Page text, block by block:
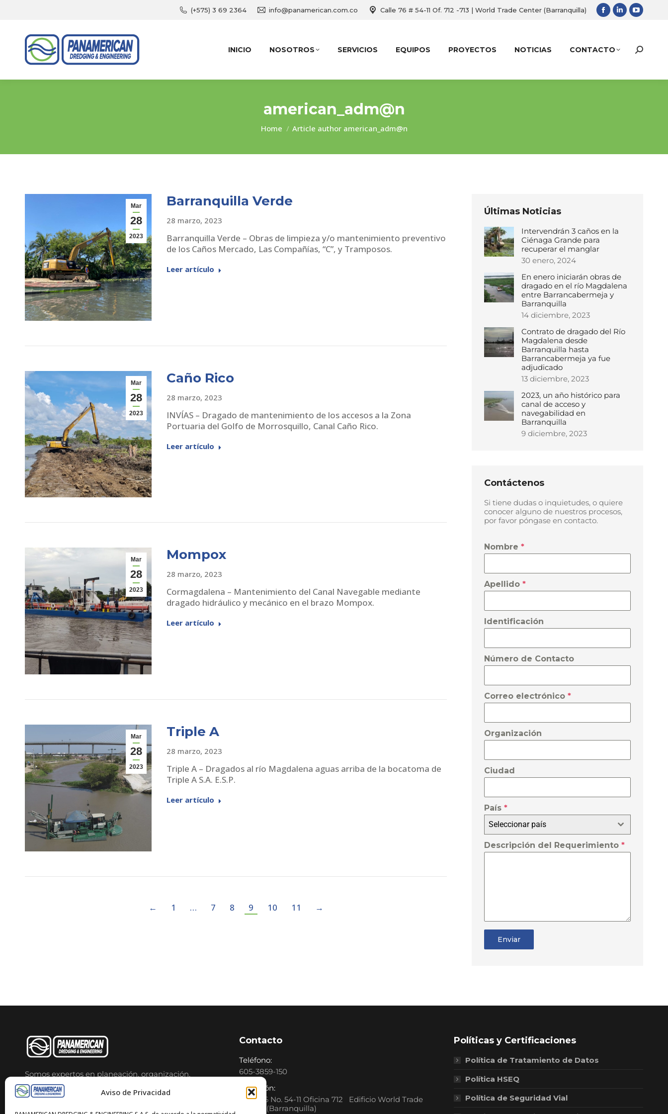
Aviso de Privacidad
(+575) 3 69 2364 info@panamerican.com.co Calle 76 # 54-11 Of. 712 -713 | World Trade Center (Barranquilla)
Facebook
Linkedin
opensopens
INICIO NOSOTROS SERVICIOS EQUIPOS PROYECTOS NOTICIAS CONTACTO Search:
american_adm@n
You are here:
Home Article author american_adm@n
Mar
28
2023
Barranquilla Verde
28 marzo, 2023
Barranquilla Verde – Obras de limpieza y/o mantenimiento preventivo
de los Caños Mercado, Las Compañías, “C”, y Tramposos.
Leer artículo
Mar
28
2023
Caño Rico
28 marzo, 2023
INVÍAS – Dragado de mantenimiento de los accesos a la Zona
Portuaria del Golfo de Morrosquillo, Canal Caño Rico.
Leer artículo
Mar
28
2023
Mompox
28 marzo, 2023
Cormagdalena – Mantenimiento del Canal Navegable mediante
dragado hidráulico y mecánico en el brazo Mompox.
Leer artículo
Mar
28
2023
Triple A
28 marzo, 2023
Triple A – Dragados al río Magdalena aguas arriba de la bocatoma de
Triple A S.A. E.S.P.
Leer artículo
← 1 … 7 8 9 10 11 →
Últimas Noticias
Intervendrán 3 caños en la
Ciénaga Grande para
recuperar el manglar
30 enero, 2024
En enero iniciarán obras de
dragado en el río Magdalena
entre Barrancabermeja y
Barranquilla
14 diciembre, 2023
Contrato de dragado del Río
Magdalena desde
Barranquilla hasta
Barrancabermeja ya fue
adjudicado
13 diciembre, 2023
2023, un año histórico para
canal de acceso y
navegabilidad en
Barranquilla
9 diciembre, 2023
Contáctenos
Si tiene dudas o inquietudes, o quiere
conocer alguno de nuestros procesos,
por favor póngase en contacto.
Nombre *
Apellido *
Identificación
Número de Contacto
Correo electrónico *
Organización
Ciudad
País *
Seleccionar país
Descripción del Requerimiento *
Enviar
Somos expertos en planeación, organización,
dirección, ejecución y control de proyectos de
ingeniería, obras hidráulicas, y levantamiento del
relieve de superficies del terreno.
Contacto
Teléfono:
605-3859-150
Dirección:
Calle 76 No. 54-11 Oficina 712 Edificio World Trade
Center (Barranquilla)
Políticas y Certificaciones
Política de Tratamiento de Datos
Política HSEQ
Política de Seguridad Vial